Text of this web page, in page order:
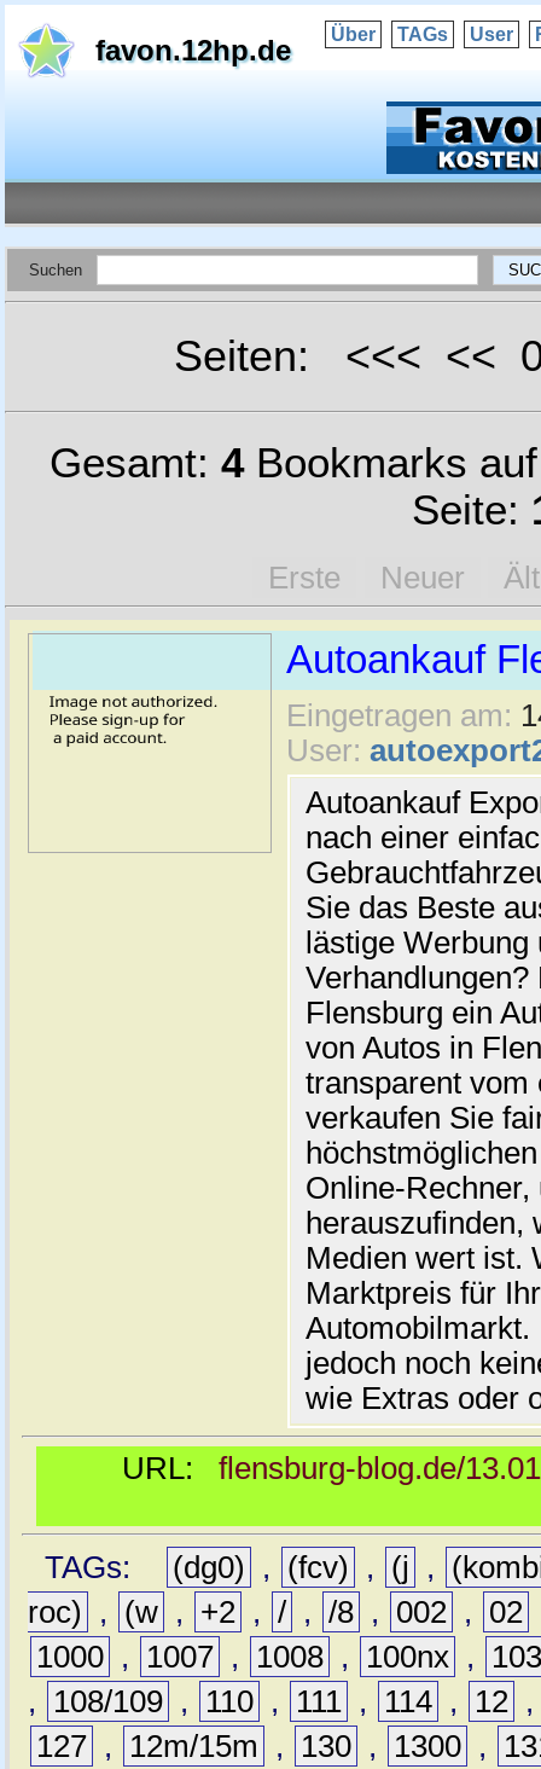
favon.12hp.de Über TAGs User
Suchen
Seiten: <<< <<
Gesamt: 4Bookmarks
Seite:
Erste Neuer
Autoankauf
Eingetragen am:
User:
Autoankauf
nach einer
Sie das Beste
lästige
Flensburg ein
von Autos in
transparent vom
verkaufen Sie
Online-
herauszufinden,
Medien wert ist.
Marktpreis für
jedoch noch
wie Extras oder
URL: flensburg-blog.de/
TAGs: (dg0) , (fcv) , (j ,
roc)
, (w , +2 , / , /8 , 002 , 02
1000 , 1007 , 1008 , 100nx ,
,
108/109 , 110 , 111 , 114 , 12
127 , 12m/15m , 130 , 1300 ,